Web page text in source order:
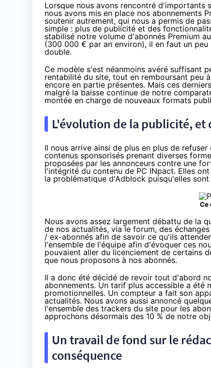
Lorsque nous avons rencontré d'importants
nous avons mis en place nos abonnements
soutenir autrement, qui nous a permis de
simple : plus de publicité et des
stabilisé notre volume d'abonnés Premium
(300 000 € par an environ), il en faut un
double.
Ce modèle s'est néanmoins avéré suffisant
rentabilité du site, tout en remboursant peu
encore en partie présentes. Mais ces
malgré la baisse continue de notre
montée en charge de nouveaux formats
L'évolution de la publicité,
Il nous arrive ainsi de plus en plus de
contenus sponsorisés prenant diverses
proposées par les annonceurs contre une
l'intégrité du contenu de PC INpact. Elles
la problématique d'Adblock puisqu'elles
Ce
Nous avons assez largement débattu de la
de nos actualités, via le forum, des
/ ex-abonnés afin de savoir ce qu'ils
l'ensemble de l'équipe afin d'évoquer ces
pouvaient aller du licenciement de certains
que nous proposons à nos abonnés.
Il a donc été décidé de revoir tout d'abord
abonnements. Un tarif plus accessible a été
promotionnelles. Un compteur a fait son
actualités. Nous avons aussi annoncé
l'ensemble des trackers du site pour les
approchons désormais des 10 % de notre
Un travail de fond sur le
conséquence